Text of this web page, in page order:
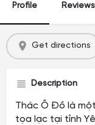
Profile Reviews
Get directions
Description
Thác Ô Đồ là
tọa lạc tại tỉnh